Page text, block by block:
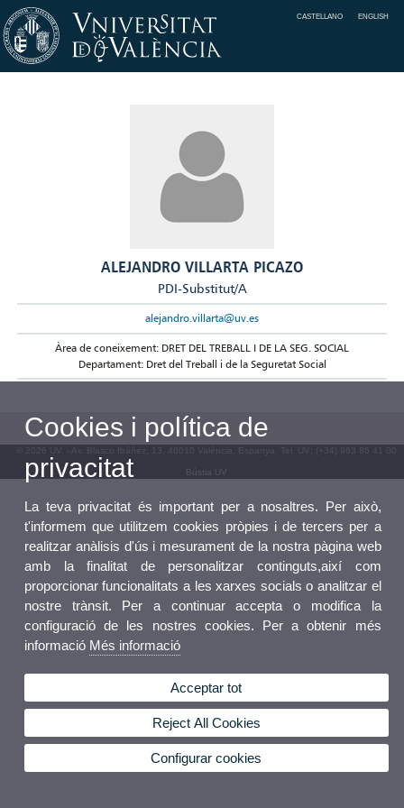
CASTELLANO ENGLISH
ALEJANDRO VILLARTA PICAZO
PDI-Substitut/A
alejandro.villarta@uv.es
Àrea de coneixement: DRET DEL TREBALL I DE LA SEG. SOCIAL
Departament: Dret del Treball i de la Seguretat Social
© 2026 UV. - Av. Blasco Ibáñez, 13. 46010 València. Espanya. Tel. UV: (+34) 963 86 41 00
Bústia UV
Cookies i política de
privacitat
La teva privacitat és important per a nosaltres. Per això,
t'informem que utilitzem cookies pròpies i de tercers per a
realitzar anàlisis d'ús i mesurament de la nostra pàgina web
amb la finalitat de personalitzar continguts,així com
proporcionar funcionalitats a les xarxes socials o analitzar el
nostre trànsit. Per a continuar accepta o modifica la
configuració de les nostres cookies. Per a obtenir més
informació Més informació
Acceptar tot
Reject All Cookies
Configurar cookies